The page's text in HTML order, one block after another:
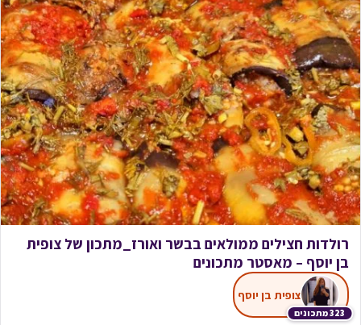
רולדות חצילים ממולאים בבשר ואורז_מתכון של צופית
בן יוסף – מאסטר מתכונים
323 מתכונים
צופית בן יוסף